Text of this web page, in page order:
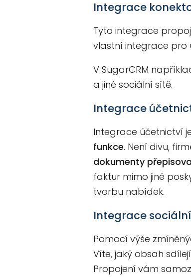
Integrace
Tyto integrace
vlastní integrace pro
V SugarCRM
a jiné sociální sítě.
Integrace
Integrace účetnictví
funkce. Není divu,
dokumenty
faktur mimo jiné
tvorbu nabídek.
Integrace
Pomocí výše
Víte, jaký obsah
Propojení vám